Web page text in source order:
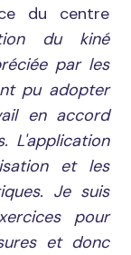
du centre
du kiné
par les
pu adopter
en accord
L'application
et les
Je suis
pour
et donc